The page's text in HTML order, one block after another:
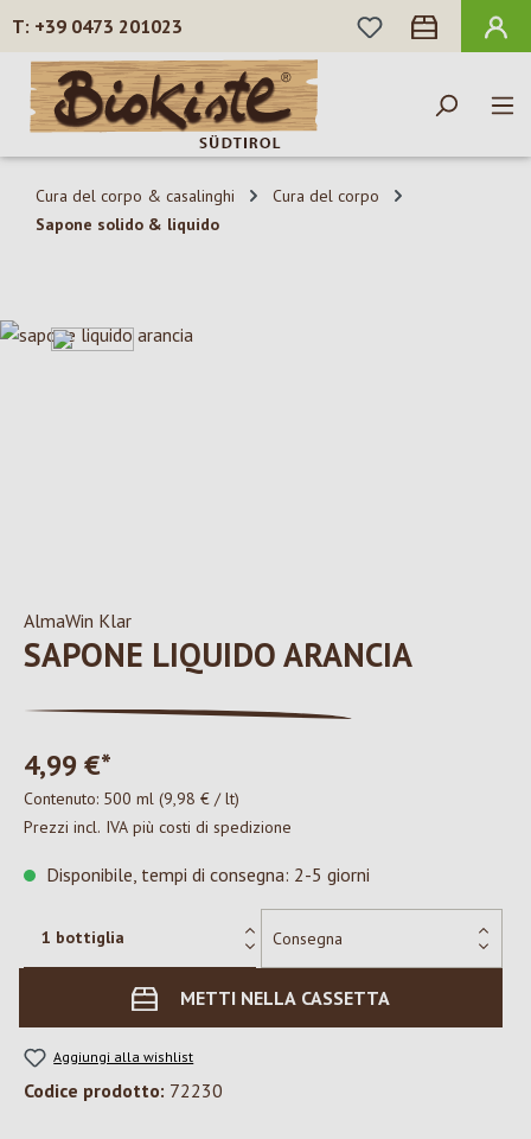
Passa al contenuto principale
+39 0473 201023
HAI 0 ARTICOLI
Cura del corpo & casalinghi
Cura del corpo
Sapone solido & liquido
Salta la galleria di immagini
AlmaWin Klar
SAPONE LIQUIDO ARANCIA
4,99 €*
Contenuto: 500 ml (9,98 € / lt)
Prezzi incl. IVA più costi di spedizione
Disponibile, tempi di consegna: 2-5 giorni
METTI NELLA CASSETTA
Aggiungi alla wishlist
Codice prodotto: 72230